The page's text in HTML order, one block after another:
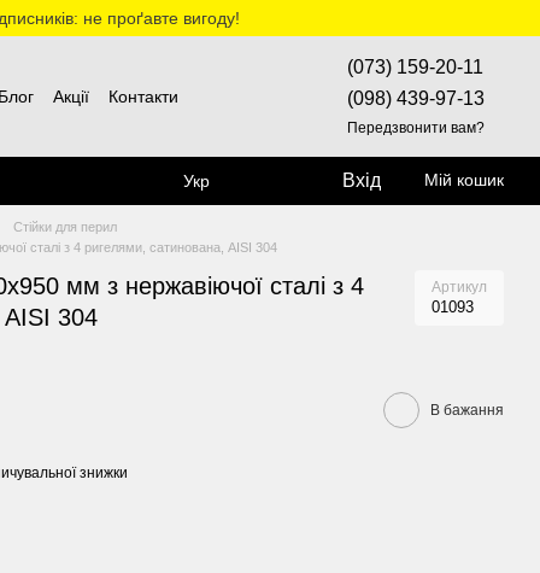
не проґавте вигоду!
Блог Акції Контакти
(073) 159-20-11
(098) 439-97-13
Передзвонити вам?
Укр Вхід Мій кошик
Стійки для перил
сталі з 4 ригелями, сатинована, AISI 304
мм з нержавіючої сталі з 4
AISI 304
Артикул
01093
В бажання
знижки